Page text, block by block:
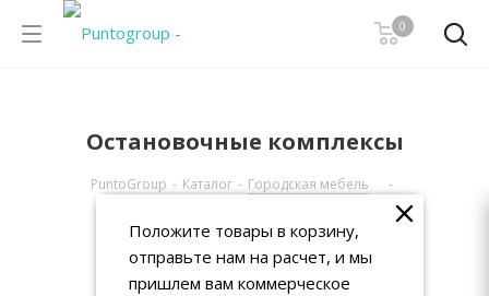
0
Остановочные комплексы
PuntoGroup - Каталог - Городская мебель
-
Положите товары в корзину,
отправьте нам на расчет, и мы
пришлем вам коммерческое